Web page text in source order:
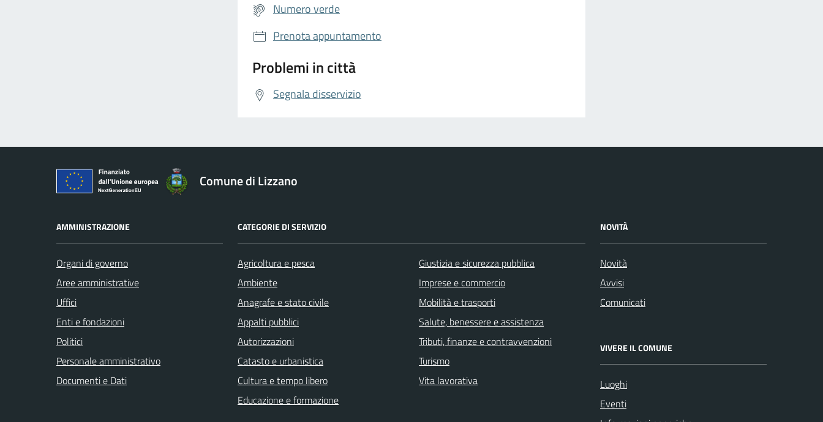
Numero verde
Prenota appuntamento
Problemi in città
Segnala disservizio
Comune di Lizzano
AMMINISTRAZIONE
Organi di governo
Aree amministrative
Uffici
Enti e fondazioni
Politici
Personale amministrativo
Documenti e Dati
CATEGORIE DI SERVIZIO
Agricoltura e pesca
Ambiente
Anagrafe e stato civile
Appalti pubblici
Autorizzazioni
Catasto e urbanistica
Cultura e tempo libero
Educazione e formazione
Giustizia e sicurezza pubblica
Imprese e commercio
Mobilità e trasporti
Salute, benessere e assistenza
Tributi, finanze e contravvenzioni
Turismo
Vita lavorativa
NOVITÀ
Novità
Avvisi
Comunicati
VIVERE IL COMUNE
Luoghi
Eventi